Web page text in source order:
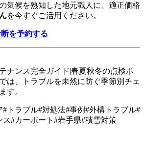
気候を熟知した地元職人に、適正価格
を今すぐご活用ください。
を予約する
ナンス完全ガイド|春夏秋冬の点検ポ
は、トラブルを未然に防ぐ季節別チェ
す。
# トラブル#対処法#事例#外構トラブル#
ス#カーポート #岩手県#積雪対策